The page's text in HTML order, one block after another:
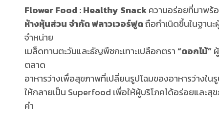
Flower Food : Healthy Snackความอร่อยที่มาพร้
ห้างหุ้นส่วน จำกัดฟลาวเวอร์ฟูดถือกำเนิดขึ้นในฐาน
จำหน่าย
เมล็ดทานตะวันและธัญพืชกะเทาะเปลือกตรา“ดอกไม้”
ตลาด
อาหารว่างเพื่อสุขภาพที่เปลี่ยนรูปโฉมของอาหารว่างใน
ให้กลายเป็น Superfood เพื่อให้ผู้บริโภคได้อร่อยและสุ
คำ